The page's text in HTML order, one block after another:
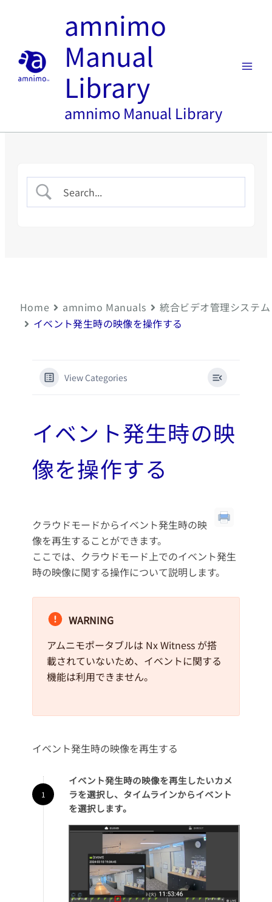
amnimo
Manual
Library
amnimo Manual Library
Home amnimo Manuals
統合ビデオ管理システム
イベント発生時の映像を操作する
View Categories
イベント発生時の映
像を操作する
クラウドモードからイベント発生時の映
像を再生することができます。
ここでは、クラウドモード上でのイベント発生
時の映像に関する操作について説明します。
WARNING
アムニモポータブルは Nx Witness が搭
載されていないため、イベントに関する
機能は利用できません。
イベント発生時の映像を再生する
イベント発生時の映像を再生したいカメ
ラを選択し、タイムラインからイベント
を選択します。